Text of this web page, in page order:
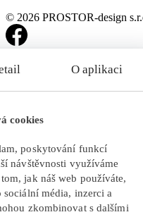
© 2026 PROSTOR-design